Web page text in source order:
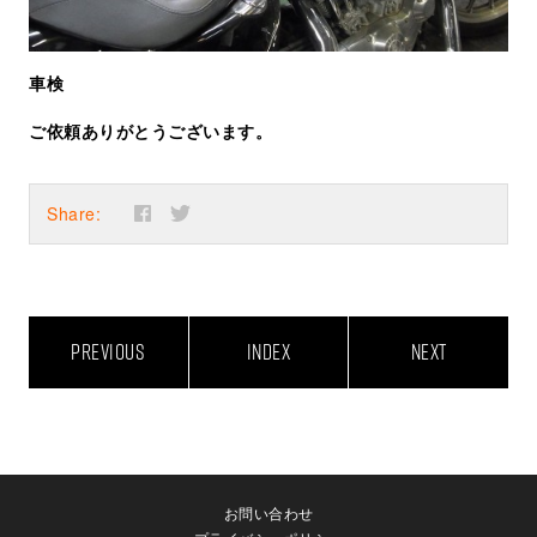
車検
ご依頼ありがとうございます。
Share:
PREVIOUS INDEX NEXT
お問い合わせ